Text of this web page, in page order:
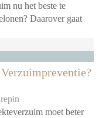
nu het beste te
Daarover gaat
moet beter